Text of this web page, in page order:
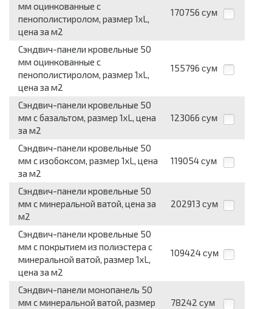
мм оцинкованные с
пенополистиролом, размер 1хL,
цена за м2
170756 сум
Сэндвич-панели кровельные 50
мм оцинкованные с
пенополистиролом, размер 1хL,
цена за м2
155796 сум
Сэндвич-панели кровельные 50
мм с базальтом, размер 1хL, цена
за м2
123066 сум
Сэндвич-панели кровельные 50
мм с изобоксом, размер 1хL, цена
за м2
119054 сум
Сэндвич-панели кровельные 50
мм с минеральной ватой, цена за
м2
202913 сум
Сэндвич-панели кровельные 50
мм с покрытием из полиэстера с
минеральной ватой, размер 1хL,
цена за м2
109424 сум
Сэндвич-панели монопанель 50
мм с минеральной ватой, размер
78242 сум